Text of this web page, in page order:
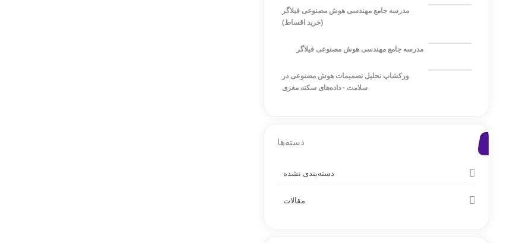
مدرسه جامع مهندسی هوش مصنوعی فیلاگر
(خرید اقساط)
مدرسه جامع مهندسی هوش مصنوعی فیلاگر
ورکشاپ تحلیل تصمیمات هوش مصنوعی در
سلامت - داده‌های سکته مغزی
دسته‌ها
دسته‌بندی نشده
مقالات